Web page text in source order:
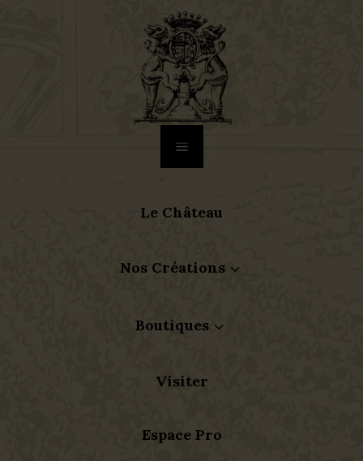
a
Le Château
3
Nos Créations
3
Boutiques
Visiter
Espace Pro